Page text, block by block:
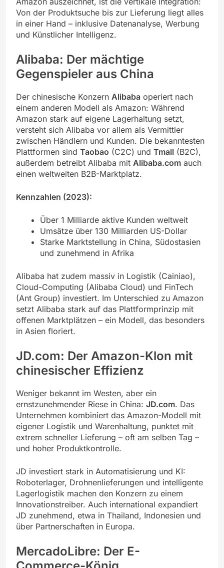
Von der Produktsuche bis zur Lieferung liegt alles
in einer Hand – inklusive Datenanalyse, Werbung
und Künstlicher Intelligenz.
Alibaba: Der mächtige
Gegenspieler aus China
Der chinesische Konzern Alibaba operiert nach
einem anderen Modell als Amazon: Während
Amazon stark auf eigene Lagerhaltung setzt,
versteht sich Alibaba vor allem als Vermittler
zwischen Händlern und Kunden. Die bekanntesten
Plattformen sind Taobao (C2C) und Tmall (B2C),
außerdem betreibt Alibaba mit Alibaba.com auch
einen weltweiten B2B-Marktplatz.
Kennzahlen (2023):
Über 1 Milliarde aktive Kunden weltweit
Umsätze über 130 Milliarden US-Dollar
Starke Marktstellung in China, Südostasien
und zunehmend in Afrika
Alibaba hat zudem massiv in Logistik (Cainiao),
Cloud-Computing (Alibaba Cloud) und FinTech
(Ant Group) investiert. Im Unterschied zu Amazon
setzt Alibaba stark auf das Plattformprinzip mit
offenen Marktplätzen – ein Modell, das besonders
in Asien floriert.
JD.com: Der Amazon-Klon mit
chinesischer Effizienz
Weniger bekannt im Westen, aber ein
ernstzunehmender Riese in China: JD.com. Das
Unternehmen kombiniert das Amazon-Modell mit
eigener Logistik und Warenhaltung, punktet mit
extrem schneller Lieferung – oft am selben Tag –
und hoher Produktkontrolle.
JD investiert stark in Automatisierung und KI:
Roboterlager, Drohnenlieferungen und intelligente
Lagerlogistik machen den Konzern zu einem
Innovationstreiber. Auch international expandiert
JD zunehmend, etwa in Thailand, Indonesien und
über Partnerschaften in Europa.
MercadoLibre: Der E-